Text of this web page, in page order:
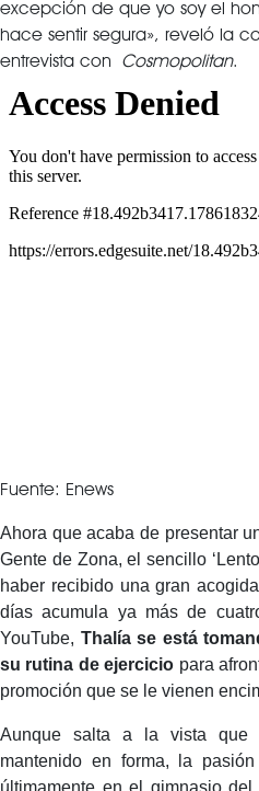
excepción de que yo soy el
hace sentir segura», reveló la
entrevista con Cosmopolitan.
Fuente: Enews
Ahora que acaba de presentar
Gente de Zona, el sencillo
haber recibido una gran
días acumula ya más de
YouTube, Thalía se está
su rutina de ejercicio para
promoción que se le vienen
Aunque salta a la vista que
mantenido en forma, la
últimamente en el gimnasio